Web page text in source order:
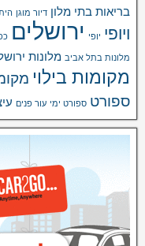
בריאות בתי מלון דיור מוגן
ויופי יופי ירושלים
מלונות בתל אביב מלונות
מקומות בילוי
ספורט ספורט ימי עור פנים